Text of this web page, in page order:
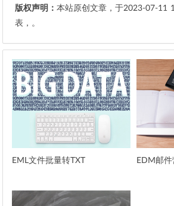
版权声明：本站原创文章，于2023-07-11
表，。
EML文件批量转TXT EDM邮